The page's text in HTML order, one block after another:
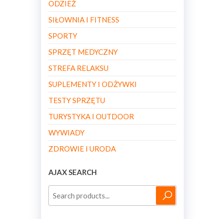
ODZIEŻ
SIŁOWNIA I FITNESS
SPORTY
SPRZĘT MEDYCZNY
STREFA RELAKSU
SUPLEMENTY I ODŻYWKI
TESTY SPRZĘTU
TURYSTYKA I OUTDOOR
WYWIADY
ZDROWIE I URODA
AJAX SEARCH